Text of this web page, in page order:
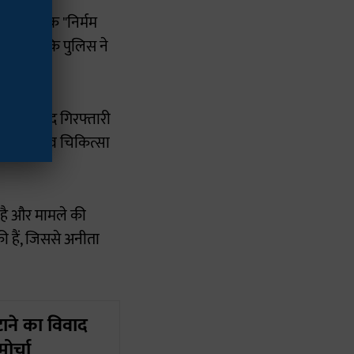
ने इसे एक "निर्मम
दावा है कि पुलिस ने
से जल्द गिरफ्तारी
पुलिस व चिकित्सा
और मामले की
हैं, जिससे अनीता
का विवाद